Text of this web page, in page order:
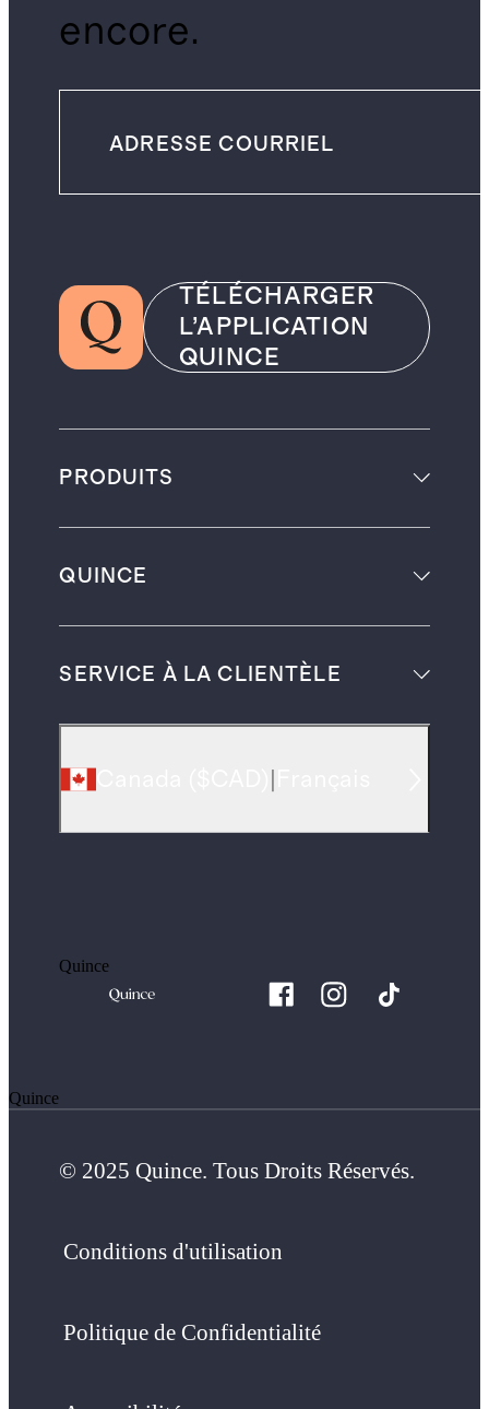
encore.
TÉLÉCHARGER
L’APPLICATION
QUINCE
PRODUITS
QUINCE
SERVICE À LA CLIENTÈLE
Quince
Quince
© 2025 Quince. Tous Droits Réservés.
Conditions d'utilisation
Politique de Confidentialité